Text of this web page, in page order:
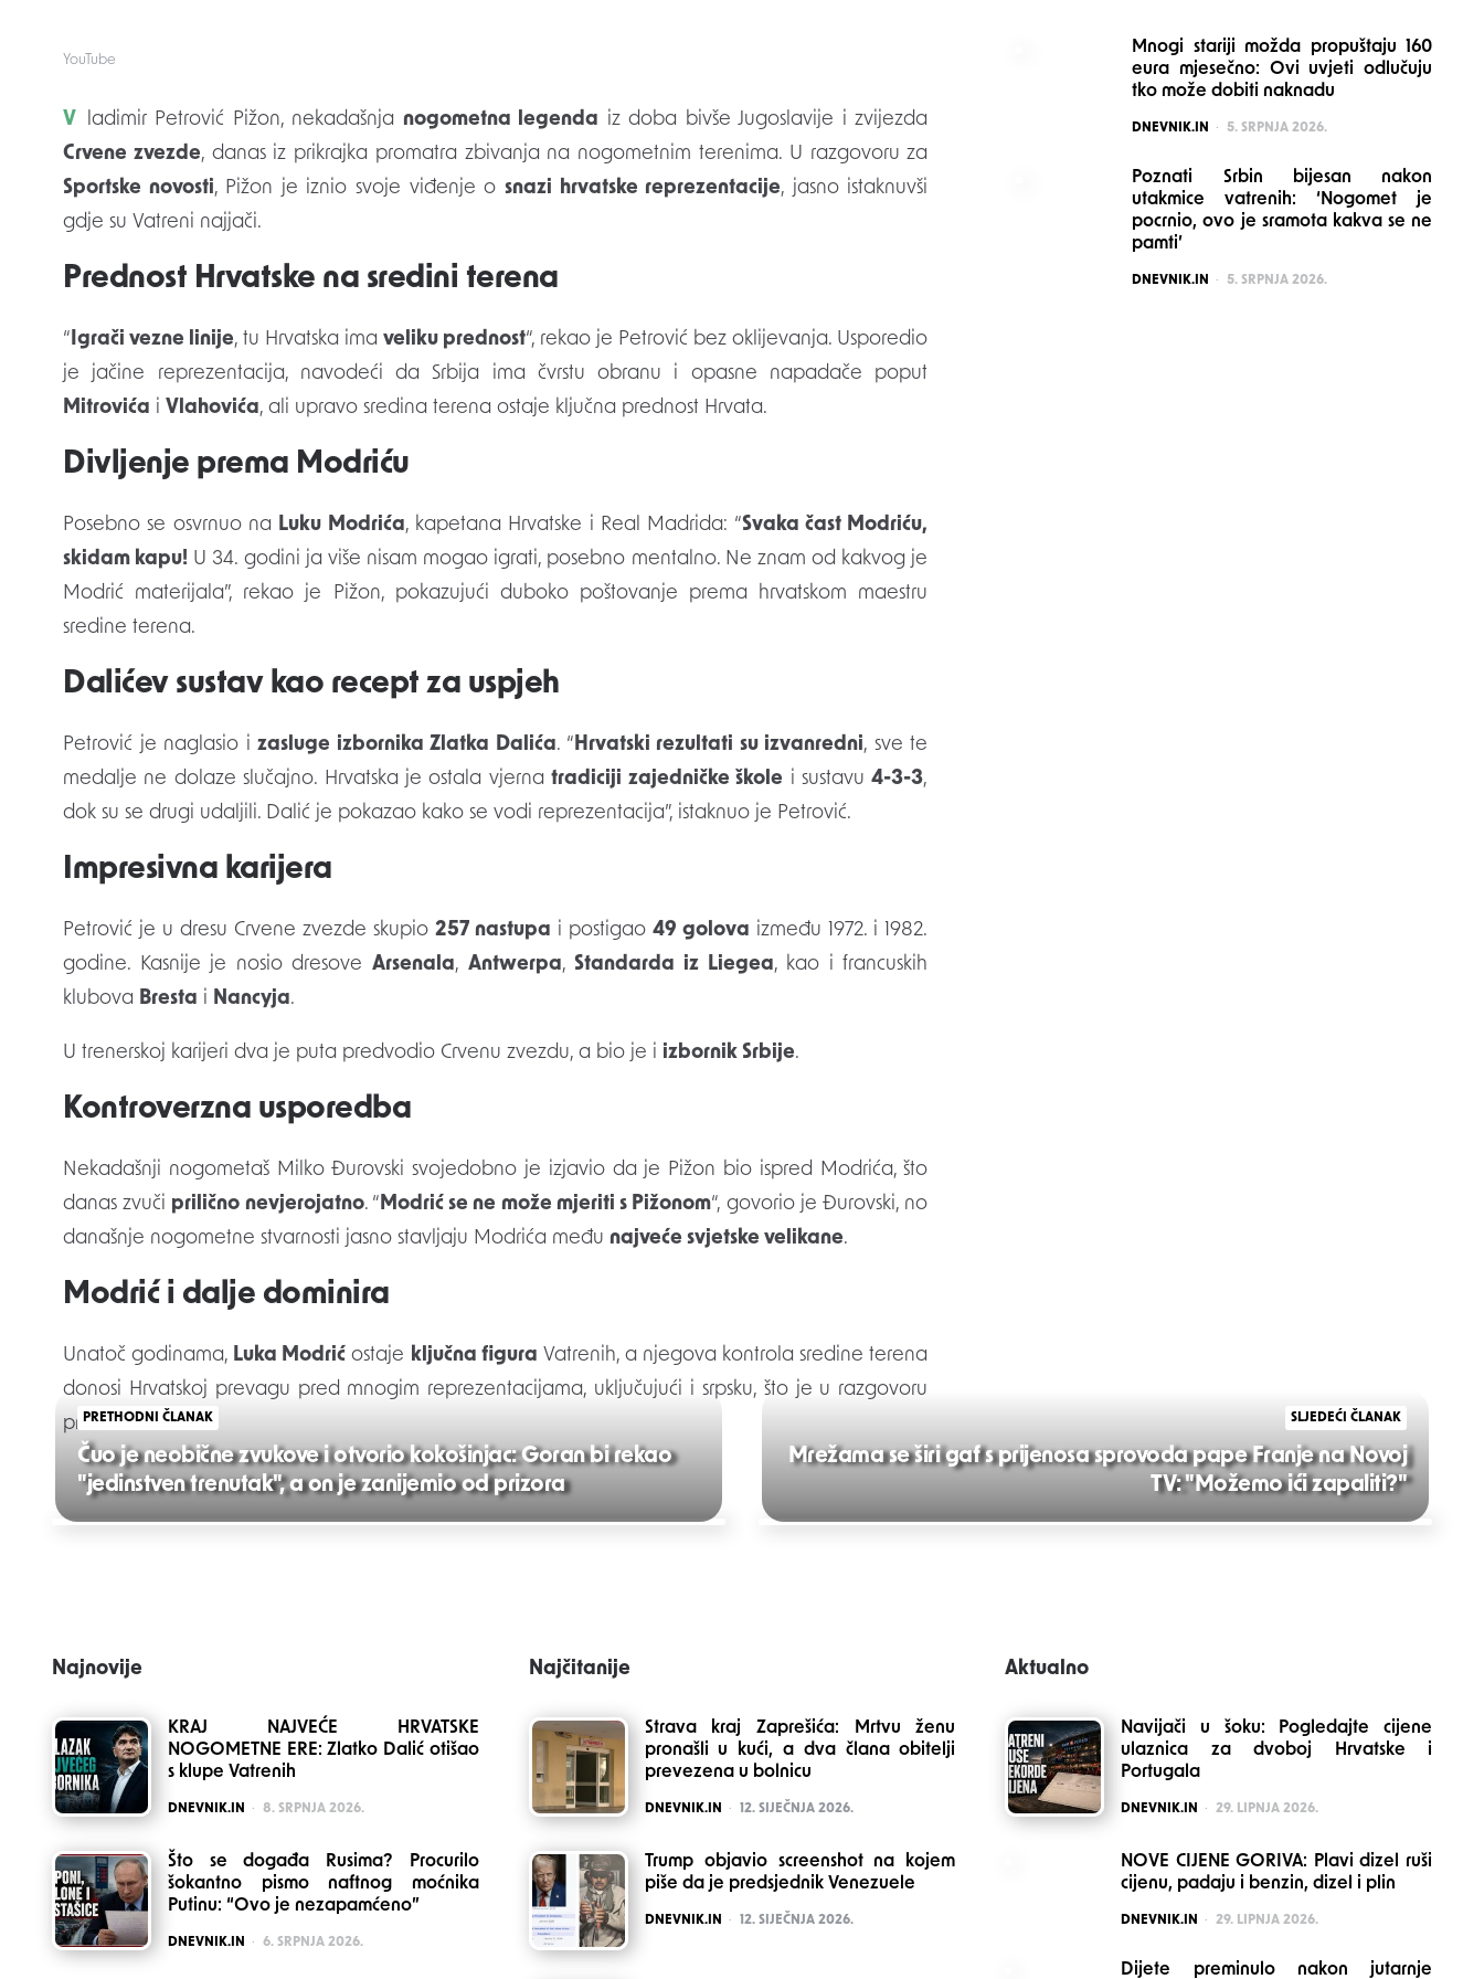
YouTube
Vladimir Petrović Pižon, nekadašnja nogometna legenda iz doba bivše Jugoslavije i zvijezda
Crvene zvezde, danas iz prikrajka promatra zbivanja na nogometnim terenima. U razgovoru za
Sportske novosti, Pižon je iznio svoje viđenje o snazi hrvatske reprezentacije, jasno istaknuvši
gdje su Vatreni najjači.
Prednost Hrvatske na sredini terena
“Igrači vezne linije, tu Hrvatska imaveliku prednost“, rekao je Petrović bez oklijevanja. Usporedio
je jačine reprezentacija, navodeći da Srbija ima čvrstu obranu i opasne napadače poput
Mitrovića i Vlahovića, ali upravo sredina terena ostaje ključna prednost Hrvata.
Divljenje prema Modriću
Posebno se osvrnuo na Luku Modrića, kapetana Hrvatske i Real Madrida: “Svaka čast Modriću,
skidam kapu! U 34. godini ja više nisam mogao igrati, posebno mentalno. Ne znam od kakvog je
Modrić materijala”, rekao je Pižon, pokazujući duboko poštovanje prema hrvatskom maestru
sredine terena.
Dalićev sustav kao recept za uspjeh
Petrović je naglasio izasluge izbornika Zlatka Dalića. “Hrvatski rezultati su izvanredni, sve te
medalje ne dolaze slučajno. Hrvatska je ostala vjernatradiciji zajedničke škole i sustavu4-3-3,
dok su se drugi udaljili. Dalić je pokazao kako se vodi reprezentacija”, istaknuo je Petrović.
Impresivna karijera
Petrović je u dresu Crvene zvezde skupio257 nastupa i postigao49 golova između 1972. i 1982.
godine. Kasnije je nosio dresoveArsenala, Antwerpa,Standarda iz Liegea, kao i francuskih
klubova Bresta i Nancyja.
U trenerskoj karijeri dva je puta predvodio Crvenu zvezdu, a bio je i izbornik Srbije.
Kontroverzna usporedba
Nekadašnji nogometaš Milko Đurovski svojedobno je izjavio da je Pižon bio ispred Modrića, što
danas zvuči prilično nevjerojatno. “Modrić se ne može mjeriti s Pižonom“, govorio je Đurovski, no
današnje nogometne stvarnosti jasno stavljaju Modrića među najveće svjetske velikane.
Modrić i dalje dominira
Unatoč godinama, Luka Modrić ostaje ključna figura Vatrenih, a njegova kontrola sredine terena
donosi Hrvatskoj prevagu pred mnogim reprezentacijama, uključujući i srpsku, što je u razgovoru
priznao i Pižon.
Post
PRETHODNI ČLANAK
Čuo je neobične zvukove i otvorio kokošinjac: Goran bi rekao
"jedinstven trenutak", a on je zanijemio od prizora
SLJEDEĆI ČLANAK
Mrežama se širi gaf s prijenosa sprovoda pape Franje na Novoj
TV: "Možemo ići zapaliti?"
Mnogi stariji možda propuštaju 160
eura mjesečno: Ovi uvjeti odlučuju
tko može dobiti naknadu
POSTED
DNEVNIK.IN 5. SRPNJA 2026.
Poznati Srbin bijesan nakon
utakmice vatrenih: ‘Nogomet je
pocrnio, ovo je sramota kakva se ne
pamti’
POSTED
DNEVNIK.IN 5. SRPNJA 2026.
Najnovije
KRAJ NAJVEĆE HRVATSKE
NOGOMETNE ERE: Zlatko Dalić otišao
s klupe Vatrenih
POSTED
DNEVNIK.IN 8. SRPNJA 2026.
Što se događa Rusima? Procurilo
šokantno pismo naftnog moćnika
Putinu: “Ovo je nezapamćeno”
POSTED
DNEVNIK.IN 6. SRPNJA 2026.
Najčitanije
Strava kraj Zaprešića: Mrtvu ženu
pronašli u kući, a dva člana obitelji
prevezena u bolnicu
POSTED
DNEVNIK.IN 12. SIJEČNJA 2026.
Trump objavio screenshot na kojem
piše da je predsjednik Venezuele
POSTED
DNEVNIK.IN 12. SIJEČNJA 2026.
Aktualno
Navijači u šoku: Pogledajte cijene
ulaznica za dvoboj Hrvatske i
Portugala
POSTED
DNEVNIK.IN 29. LIPNJA 2026.
NOVE CIJENE GORIVA: Plavi dizel ruši
cijenu, padaju i benzin, dizel i plin
POSTED
DNEVNIK.IN 29. LIPNJA 2026.
Dijete preminulo nakon jutarnje